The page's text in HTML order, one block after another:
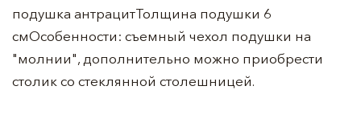
подушка антрацитТолщина подушки 6
смОсобенности: съемный чехол подушки на
"молнии", дополнительно можно приобрести
столик со стеклянной столешницей.